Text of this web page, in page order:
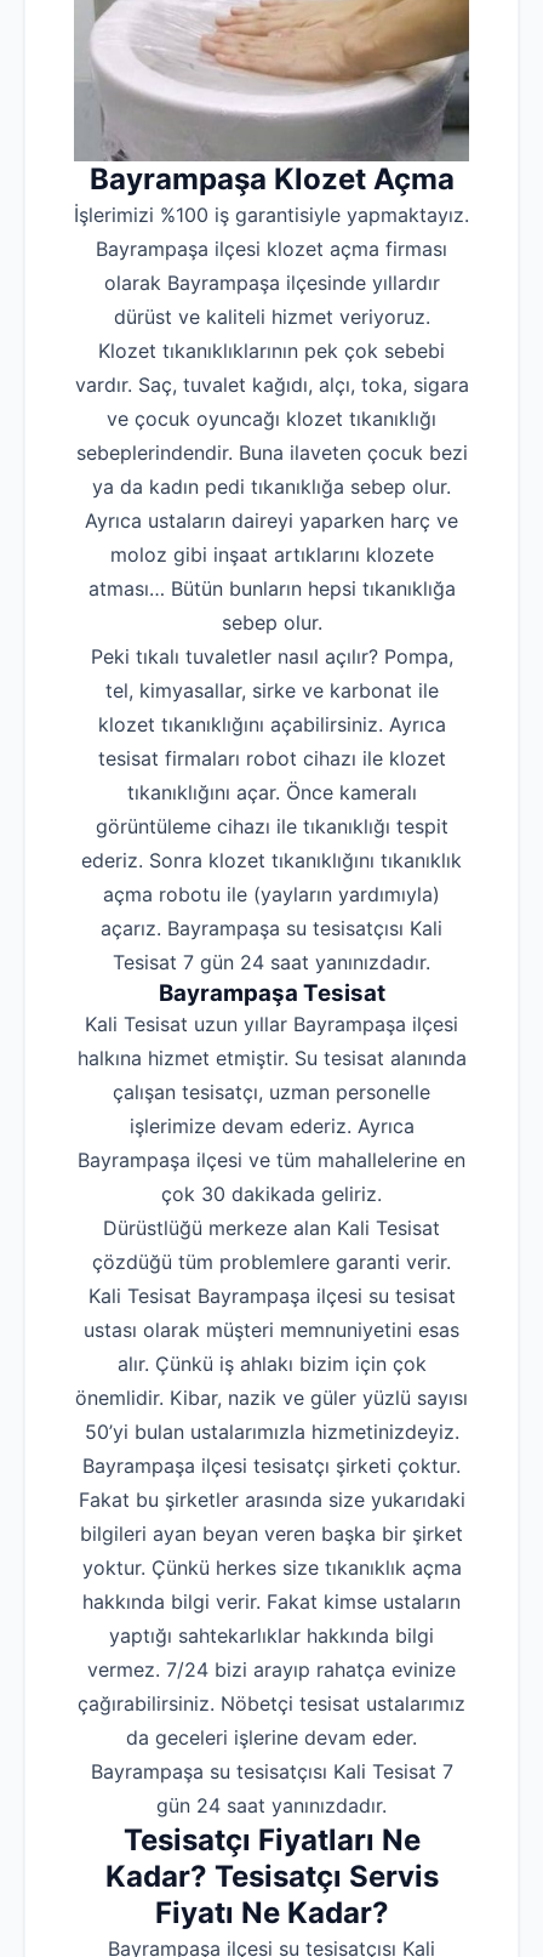
Bayrampaşa Klozet Açma
İşlerimizi %100 iş garantisiyle yapmaktayız.
Bayrampaşa ilçesi klozet açma firması
olarak Bayrampaşa ilçesinde yıllardır
dürüst ve kaliteli hizmet veriyoruz.
Klozet tıkanıklıklarının pek çok sebebi
vardır. Saç, tuvalet kağıdı, alçı, toka, sigara
ve çocuk oyuncağı klozet tıkanıklığı
sebeplerindendir. Buna ilaveten çocuk bezi
ya da kadın pedi tıkanıklığa sebep olur.
Ayrıca ustaların daireyi yaparken harç ve
moloz gibi inşaat artıklarını klozete
atması… Bütün bunların hepsi tıkanıklığa
sebep olur.
Peki tıkalı tuvaletler nasıl açılır? Pompa,
tel, kimyasallar, sirke ve karbonat ile
klozet tıkanıklığını açabilirsiniz. Ayrıca
tesisat firmaları robot cihazı ile klozet
tıkanıklığını açar. Önce kameralı
görüntüleme cihazı ile tıkanıklığı tespit
ederiz. Sonra klozet tıkanıklığını tıkanıklık
açma robotu ile (yayların yardımıyla)
açarız. Bayrampaşa su tesisatçısı Kali
Tesisat 7 gün 24 saat yanınızdadır.
Bayrampaşa Tesisat
Kali Tesisat uzun yıllar Bayrampaşa ilçesi
halkına hizmet etmiştir. Su tesisat alanında
çalışan tesisatçı, uzman personelle
işlerimize devam ederiz. Ayrıca
Bayrampaşa ilçesi ve tüm mahallelerine en
çok 30 dakikada geliriz.
Dürüstlüğü merkeze alan Kali Tesisat
çözdüğü tüm problemlere garanti verir.
Kali Tesisat Bayrampaşa ilçesi su tesisat
ustası olarak müşteri memnuniyetini esas
alır. Çünkü iş ahlakı bizim için çok
önemlidir. Kibar, nazik ve güler yüzlü sayısı
50’yi bulan ustalarımızla hizmetinizdeyiz.
Bayrampaşa ilçesi tesisatçı şirketi çoktur.
Fakat bu şirketler arasında size yukarıdaki
bilgileri ayan beyan veren başka bir şirket
yoktur. Çünkü herkes size tıkanıklık açma
hakkında bilgi verir. Fakat kimse ustaların
yaptığı sahtekarlıklar hakkında bilgi
vermez. 7/24 bizi arayıp rahatça evinize
çağırabilirsiniz. Nöbetçi tesisat ustalarımız
da geceleri işlerine devam eder.
Bayrampaşa su tesisatçısı Kali Tesisat 7
gün 24 saat yanınızdadır.
Tesisatçı Fiyatları Ne
Kadar? Tesisatçı Servis
Fiyatı Ne Kadar?
Bayrampaşa ilçesi su tesisatçısı Kali